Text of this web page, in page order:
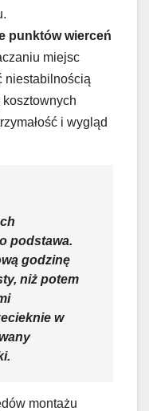
punktów wierceń
miejsc
niestabilnością
i wygląd
podstawa.
godzinę
niż potem
w
montażu